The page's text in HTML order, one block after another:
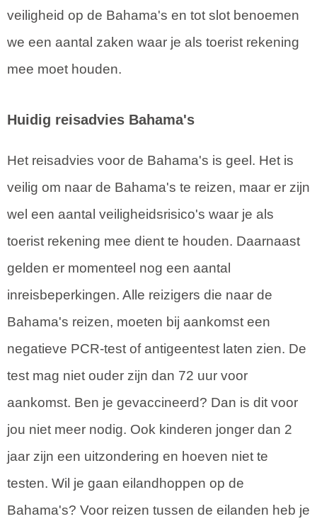
veiligheid op de Bahama's en tot slot benoemen
we een aantal zaken waar je als toerist rekening
mee moet houden.
Huidig reisadvies Bahama's
Het reisadvies voor de Bahama's is geel. Het is
veilig om naar de Bahama's te reizen, maar er zijn
wel een aantal veiligheidsrisico's waar je als
toerist rekening mee dient te houden. Daarnaast
gelden er momenteel nog een aantal
inreisbeperkingen. Alle reizigers die naar de
Bahama's reizen, moeten bij aankomst een
negatieve PCR-test of antigeentest laten zien. De
test mag niet ouder zijn dan 72 uur voor
aankomst. Ben je gevaccineerd? Dan is dit voor
jou niet meer nodig. Ook kinderen jonger dan 2
jaar zijn een uitzondering en hoeven niet te
testen. Wil je gaan eilandhoppen op de
Bahama's? Voor reizen tussen de eilanden heb je